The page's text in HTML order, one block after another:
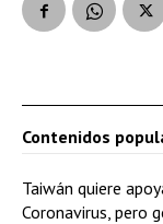
Contenidos
Taiwán quiere
Coronavirus, pero